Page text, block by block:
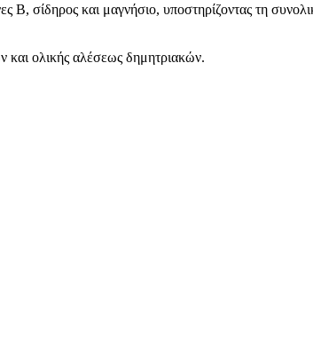
B, σίδηρος και μαγνήσιο, υποστηρίζοντας τη
και ολικής αλέσεως δημητριακών.